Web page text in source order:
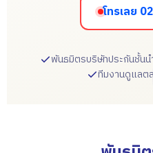
โทรเลย
พันธมิตรบริษัทประกันชั้น
ทีมงานดูแลต